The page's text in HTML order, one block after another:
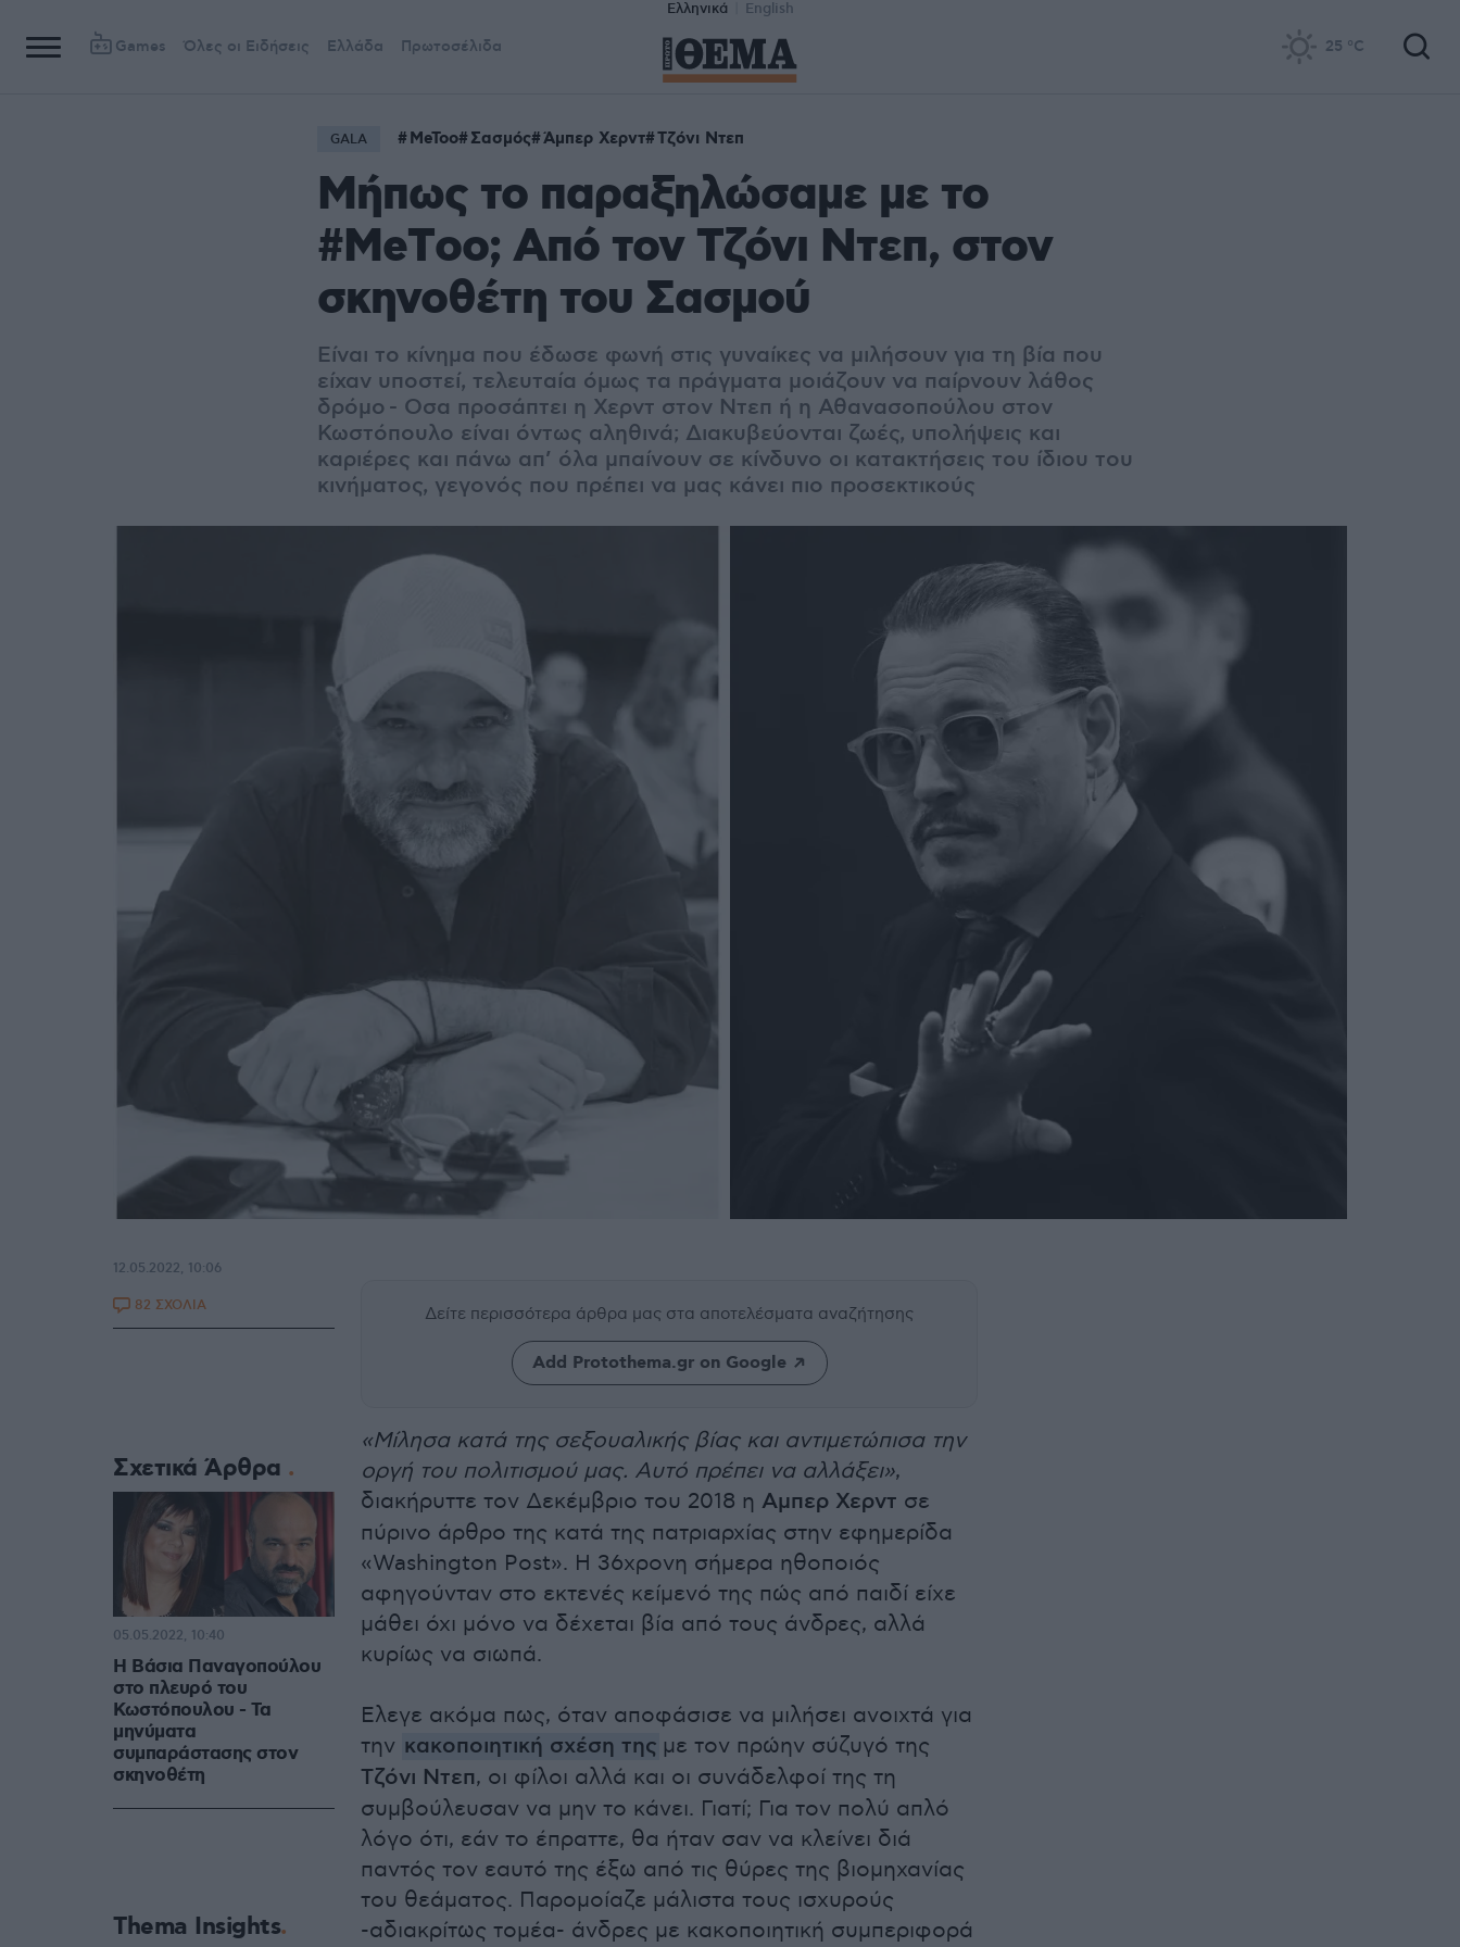
Ελληνικά English
Games Όλες οι Ειδήσεις Ελλάδα Πρωτοσέλιδα 25 °C
GALA MeToo Σασμός Άμπερ Χερντ Τζόνι Ντεπ
Μήπως το παραξηλώσαμε με το
#ΜeΤoo; Από τον Τζόνι Ντεπ, στον
σκηνοθέτη του Σασμού
Είναι το κίνημα που έδωσε φωνή στις γυναίκες να μιλήσουν για τη βία που
είχαν υποστεί, τελευταία όμως τα πράγματα μοιάζουν να παίρνουν λάθος
δρόμο - Οσα προσάπτει η Χερντ στον Ντεπ ή η Αθανασοπούλου στον
Κωστόπουλο είναι όντως αληθινά; Διακυβεύονται ζωές, υπολήψεις και
καριέρες και πάνω απ’ όλα μπαίνουν σε κίνδυνο οι κατακτήσεις του ίδιου του
κινήματος, γεγονός που πρέπει να μας κάνει πιο προσεκτικούς
Δείτε περισσότερα άρθρα μας στα αποτελέσματα αναζήτησης
Add Protothema.gr on Google
«Μίλησα κατά της σεξουαλικής βίας και αντιμετώπισα την
οργή του πολιτισμού μας. Αυτό πρέπει να αλλάξει»,
διακήρυττε τον Δεκέμβριο του 2018 η Αμπερ Χερντ σε
πύρινο άρθρο της κατά της πατριαρχίας στην εφημερίδα
«Washington Post». Η 36χρονη σήμερα ηθοποιός
αφηγούνταν στο εκτενές κείμενό της πώς από παιδί είχε
μάθει όχι μόνο να δέχεται βία από τους άνδρες, αλλά
κυρίως να σιωπά.
Ελεγε ακόμα πως, όταν αποφάσισε να μιλήσει ανοιχτά για
την κακοποιητική σχέση της με τον πρώην σύζυγό της
Τζόνι Ντεπ, οι φίλοι αλλά και οι συνάδελφοί της τη
συμβούλευσαν να μην το κάνει. Γιατί; Για τον πολύ απλό
λόγο ότι, εάν το έπραττε, θα ήταν σαν να κλείνει διά
παντός τον εαυτό της έξω από τις θύρες της βιομηχανίας
του θεάματος. Παρομοίαζε μάλιστα τους ισχυρούς
-αδιακρίτως τομέα- άνδρες με κακοποιητική συμπεριφορά
12.05.2022, 10:06
82 ΣΧΟΛΙΑ
Σχετικά Άρθρα
H Βάσια Παναγοπούλου
στο πλευρό του
Κωστόπουλου - Τα
μηνύματα
συμπαράστασης στον
σκηνοθέτη
05.05.2022, 10:40
Thema Insights